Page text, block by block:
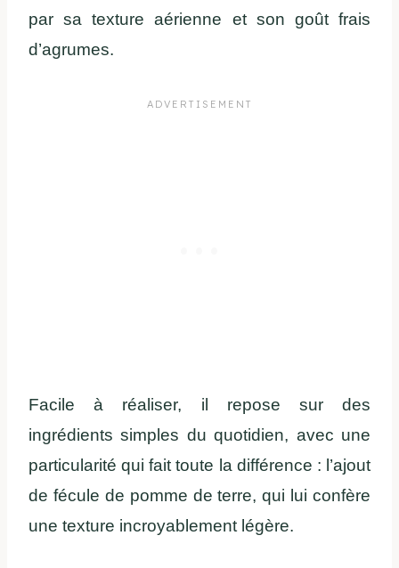
par sa texture aérienne et son goût frais
d’agrumes.
Facile à réaliser, il repose sur des
ingrédients simples du quotidien, avec une
particularité qui fait toute la différence : l’ajout
de fécule de pomme de terre, qui lui confère
une texture incroyablement légère.